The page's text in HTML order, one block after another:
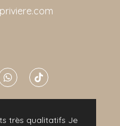
très qualitatifs Je